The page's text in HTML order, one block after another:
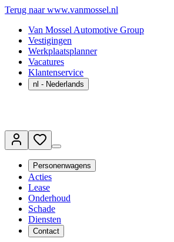
Terug naar www.vanmossel.nl
Van Mossel Automotive Group
Vestigingen
Werkplaatsplanner
Vacatures
Klantenservice
nl - Nederlands
Personenwagens
Acties
Lease
Onderhoud
Schade
Diensten
Contact